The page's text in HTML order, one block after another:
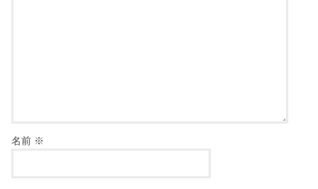
名前 ※